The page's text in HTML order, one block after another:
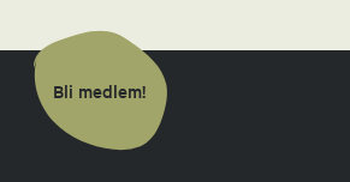
90588788
Send epost
Håkon Evenstad
Bli medlem!